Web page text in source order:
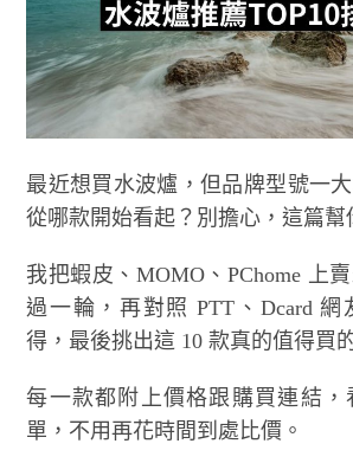
最近想買水波爐，但品牌型號一
從哪款開始看起？別擔心，這篇幫
我把蝦皮、MOMO、PChome 上
過一輪，再對照 PTT、Dcard
得，最後挑出這 10 款真的值得買
每一款都附上價格跟購買連結，
單，不用再花時間到處比價。